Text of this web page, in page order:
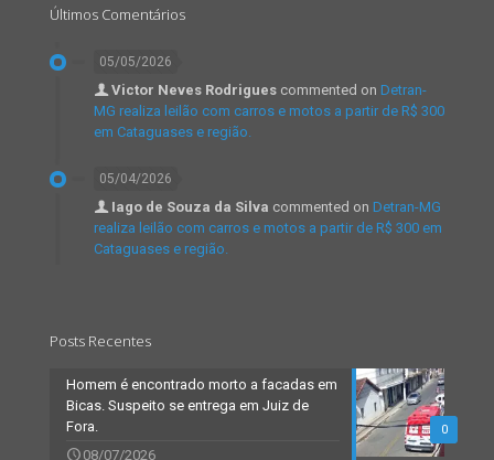
Últimos Comentários
05/05/2026
Victor Neves Rodrigues commented on Detran-
MG realiza leilão com carros e motos a partir de R$ 300
em Cataguases e região.
05/04/2026
Iago de Souza da Silva commented on Detran-MG
realiza leilão com carros e motos a partir de R$ 300 em
Cataguases e região.
Posts Recentes
0
Homem é encontrado morto a facadas em
Bicas. Suspeito se entrega em Juiz de
Fora.
08/07/2026